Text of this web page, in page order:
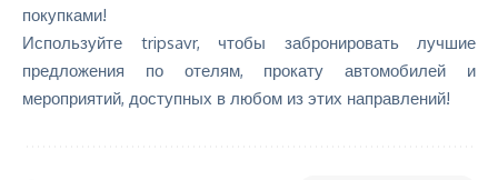
покупками!
Используйте tripsavr, чтобы забронировать лучшие
предложения по отелям, прокату автомобилей и
мероприятий, доступных в любом из этих направлений!